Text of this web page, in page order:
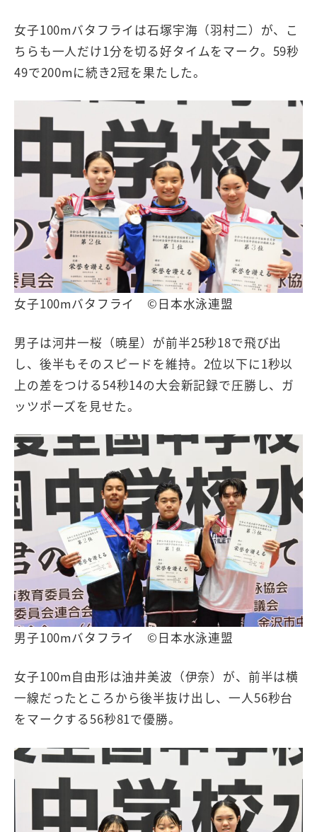
女子100mバタフライは石塚宇海（羽村二）が、こ
ちらも一人だけ1分を切る好タイムをマーク。59秒
49で200mに続き2冠を果たした。
女子100mバタフライ ©日本水泳連盟
男子は河井一桜（暁星）が前半25秒18で飛び出
し、後半もそのスピードを維持。2位以下に1秒以
上の差をつける54秒14の大会新記録で圧勝し、ガ
ッツポーズを見せた。
男子100mバタフライ ©日本水泳連盟
女子100m自由形は油井美波（伊奈）が、前半は横
一線だったところから後半抜け出し、一人56秒台
をマークする56秒81で優勝。